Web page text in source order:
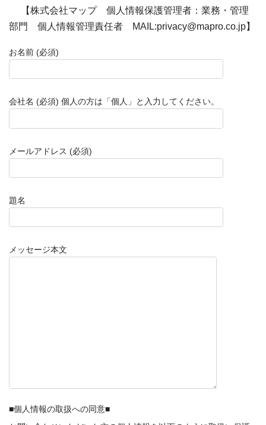
【株式会社マップ 個人情報保護管理者：業務・管理
部門 個人情報管理責任者 MAIL:privacy@mapro.co.jp】
お名前 (必須)
会社名 (必須) 個人の方は「個人」と入力してください。
メールアドレス (必須)
題名
メッセージ本文
■個人情報の取扱への同意■